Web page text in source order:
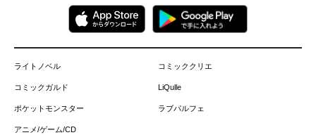
ライトノベル
コミックガルド
ポケットモンスター
アニメ/ゲーム/CD
コミッククリエ
LiQulle
ラブパルフェ